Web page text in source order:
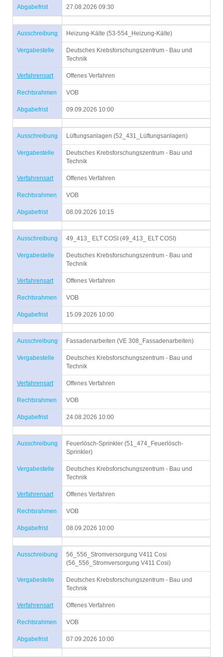
Abgabefrist 27.08.2026 09:30
Ausschreibung Heizung-Kälte (53-554_Heizung-Kälte)
Vergabestelle
Deutsches Krebsforschungszentrum - Bau und
Technik
Verfahrensart Offenes Verfahren
Rechtsrahmen VOB
Abgabefrist 09.09.2026 10:00
Ausschreibung Lüftungsanlagen (52_431_Lüftungsanlagen)
Vergabestelle
Deutsches Krebsforschungszentrum - Bau und
Technik
Verfahrensart Offenes Verfahren
Rechtsrahmen VOB
Abgabefrist 08.09.2026 10:15
Ausschreibung 49_413_ ELT COSI (49_413_ ELT COSI)
Vergabestelle
Deutsches Krebsforschungszentrum - Bau und
Technik
Verfahrensart Offenes Verfahren
Rechtsrahmen VOB
Abgabefrist 15.09.2026 10:00
Ausschreibung Fassadenarbeiten (VE 308_Fassadenarbeiten)
Vergabestelle
Deutsches Krebsforschungszentrum - Bau und
Technik
Verfahrensart Offenes Verfahren
Rechtsrahmen VOB
Abgabefrist 24.08.2026 10:00
Ausschreibung
Feuerlösch-Sprinkler (51_474_Feuerlösch-
Sprinkler)
Vergabestelle
Deutsches Krebsforschungszentrum - Bau und
Technik
Verfahrensart Offenes Verfahren
Rechtsrahmen VOB
Abgabefrist 08.09.2026 10:00
Ausschreibung
56_556_Stromversorgung V411 Cosi
(56_556_Stromversorgung V411 Cosi)
Vergabestelle
Deutsches Krebsforschungszentrum - Bau und
Technik
Verfahrensart Offenes Verfahren
Rechtsrahmen VOB
Abgabefrist 07.09.2026 10:00